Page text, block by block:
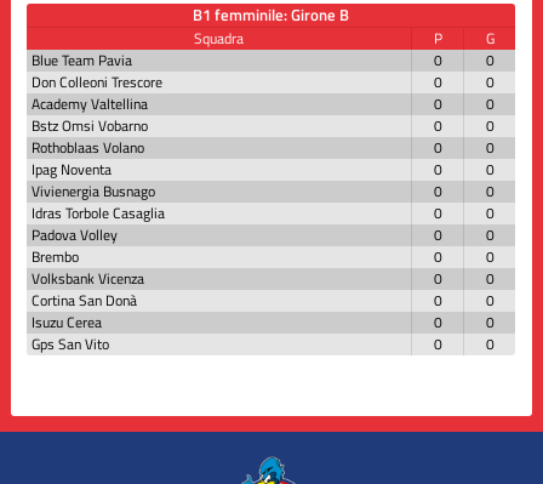
B1 femminile: Girone B
Squadra P
G
Blue Team Pavia
0
0
Don Colleoni Trescore
0
0
Academy Valtellina
0
0
Bstz Omsi Vobarno
0
0
Rothoblaas Volano
0
0
Ipag Noventa
0
0
Vivienergia Busnago
0
0
Idras Torbole Casaglia
0
0
Padova Volley
0
0
Brembo
0
0
Volksbank Vicenza
0
0
Cortina San Donà
0
0
Isuzu Cerea
0
0
Gps San Vito
0 0